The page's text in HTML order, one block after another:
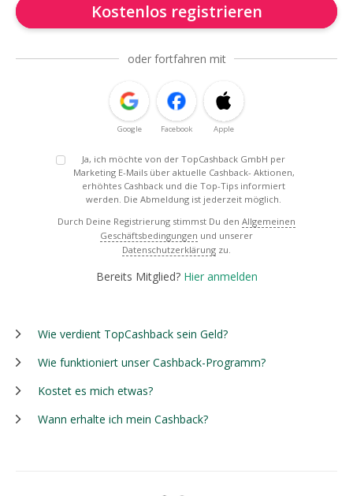
Kostenlos registrieren
oder fortfahren mit
Google Facebook Apple
Ja, ich möchte von der TopCashback GmbH per
Marketing E-Mails über aktuelle Cashback- Aktionen,
erhöhtes Cashback und die Top-Tips informiert
werden. Die Abmeldung ist jederzeit möglich.
Durch Deine Registrierung stimmst Du den Allgemeinen
Geschäftsbedingungen und unserer
Datenschutzerklärung zu.
Bereits Mitglied? Hier anmelden
Wie verdient TopCashback sein Geld?
Wie funktioniert unser Cashback-Programm?
Kostet es mich etwas?
Wann erhalte ich mein Cashback?